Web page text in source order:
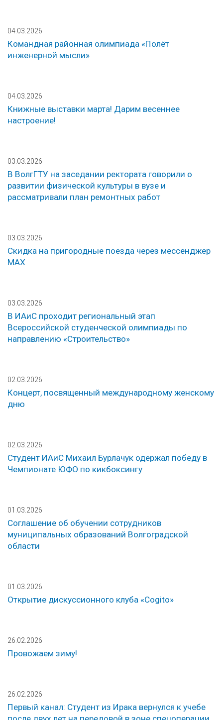
04.03.2026
Командная районная олимпиада «Полёт
инженерной мысли»
04.03.2026
Книжные выставки марта! Дарим весеннее
настроение!
03.03.2026
В ВолгГТУ на заседании ректората говорили о
развитии физической культуры в вузе и
рассматривали план ремонтных работ
03.03.2026
Скидка на пригородные поезда через мессенджер
МАХ
03.03.2026
В ИАиС проходит региональный этап
Всероссийской студенческой олимпиады по
направлению «Строительство»
02.03.2026
Концерт, посвященный международному женскому
дню
02.03.2026
Студент ИАиС Михаил Бурлачук одержал победу в
Чемпионате ЮФО по кикбоксингу
01.03.2026
Соглашение об обучении сотрудников
муниципальных образований Волгоградской
области
01.03.2026
Открытие дискуссионного клуба «Cogito»
26.02.2026
Провожаем зиму!
26.02.2026
Первый канал: Студент из Ирака вернулся к учебе